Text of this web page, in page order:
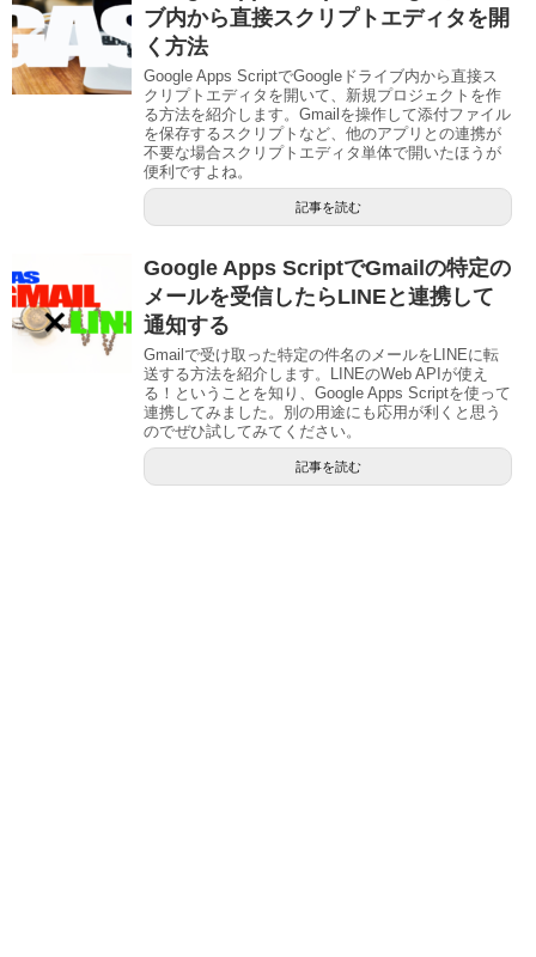
ブ内から直接スクリプトエディタを開
く方法
Google Apps ScriptでGoogleドライブ内から直接ス
クリプトエディタを開いて、新規プロジェクトを作
る方法を紹介します。Gmailを操作して添付ファイル
を保存するスクリプトなど、他のアプリとの連携が
不要な場合スクリプトエディタ単体で開いたほうが
便利ですよね。
記事を読む
Google Apps ScriptでGmailの特定の
メールを受信したらLINEと連携して
通知する
Gmailで受け取った特定の件名のメールをLINEに転
送する方法を紹介します。LINEのWeb APIが使え
る！ということを知り、Google Apps Scriptを使って
連携してみました。別の用途にも応用が利くと思う
のでぜひ試してみてください。
記事を読む